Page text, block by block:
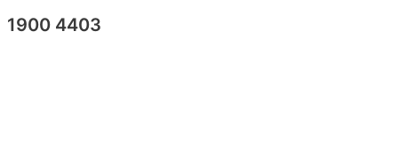
1900 4403